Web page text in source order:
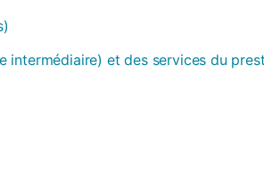
intermédiaire) et des services du